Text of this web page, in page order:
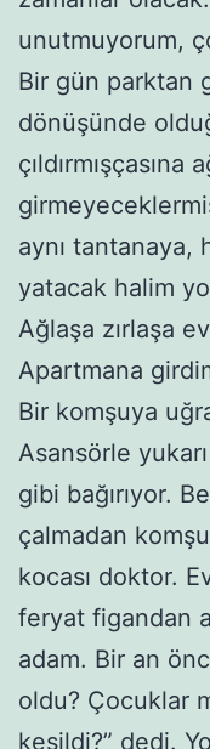
unutmuyorum,
Bir gün parktan
dönüşünde
aynı tantanaya,
yatacak halim
Ağlaşa zırlaşa
Apartmana
Bir komşuya
Asansörle
gibi bağırıyor.
çalmadan
kocası doktor.
feryat figandan
adam. Bir an
oldu? Çocuklar
kesildi?” dedi.